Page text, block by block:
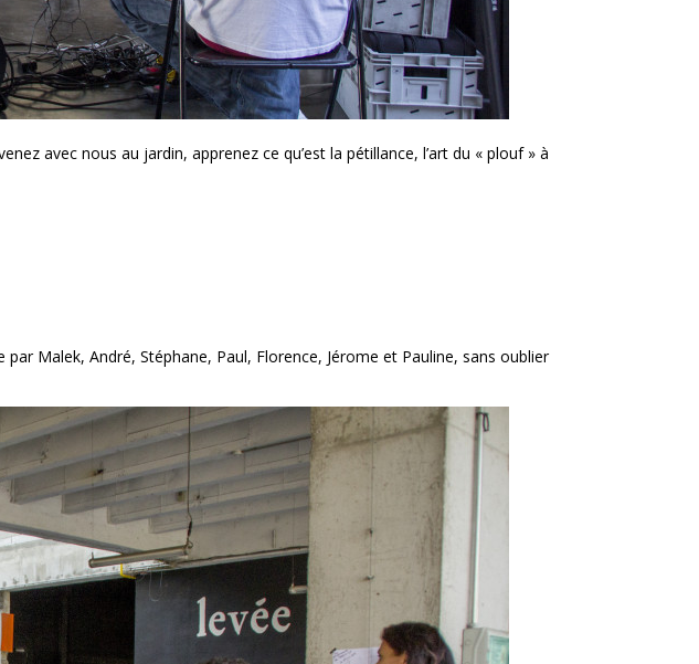
avec nous au jardin, apprenez ce qu’est la pétillance, l’art du « plouf » à
par Malek, André, Stéphane, Paul, Florence, Jérome et Pauline, sans oublier